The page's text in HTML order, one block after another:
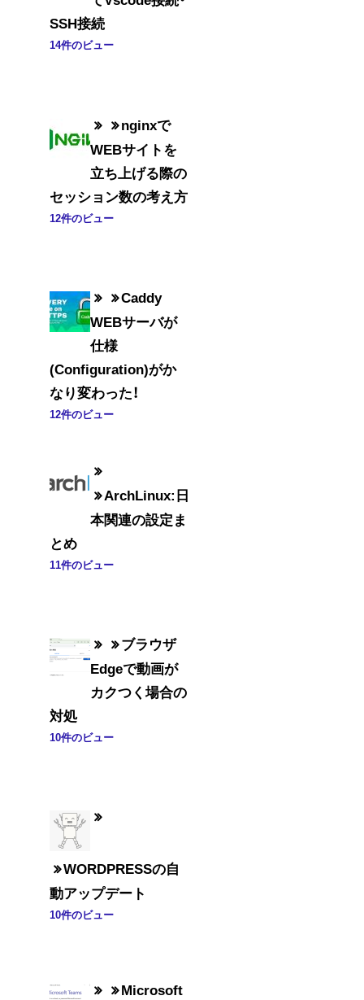
SSH接続
14件のビュー
nginxで
WEBサイトを
立ち上げる際の
セッション数の考え方
12件のビュー
Caddy
WEBサーバが
仕様
(Configuration)がか
なり変わった！
12件のビュー
ArchLinux:日
本関連の設定ま
とめ
11件のビュー
ブラウザ
Edgeで動画が
カクつく場合の
対処
10件のビュー
WORDPRESSの自
動アップデート
10件のビュー
Microsoft